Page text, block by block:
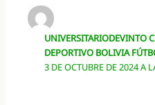
UNIVERSITARIODEVINTO
DEPORTIVO BOLIVIA
3 DE OCTUBRE DE 2024 A